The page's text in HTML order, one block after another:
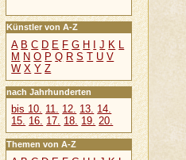
Künstler von A-Z
A B C D E F G H J K L
M N O P Q R S T U V
W X Y Z
nach Jahrhunderten
bis 10. 11. 12. 13. 14.
15. 16. 17. 18. 19. 20.
Themen von A-Z